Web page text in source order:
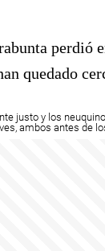
perdió
quedado
justo y los
ambos antes de